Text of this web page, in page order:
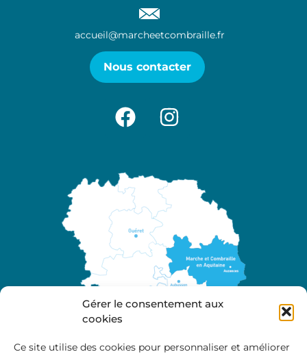
Gérer le consentement aux
cookies
Ce site utilise des cookies pour personnaliser et améliorer
accueil@marcheetcombraille.fr
Nous contacter